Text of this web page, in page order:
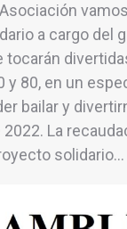
a cargo del
tocarán
y 80, en un
bailar y
La
solidario…